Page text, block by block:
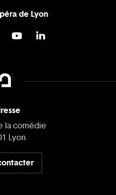
de Lyon
la comédie
Lyon